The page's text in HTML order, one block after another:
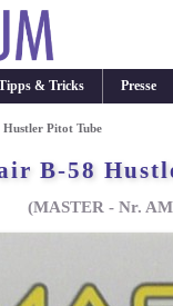
& Tricks Presse
Pitot Tube
B-58
(MASTER - Nr.